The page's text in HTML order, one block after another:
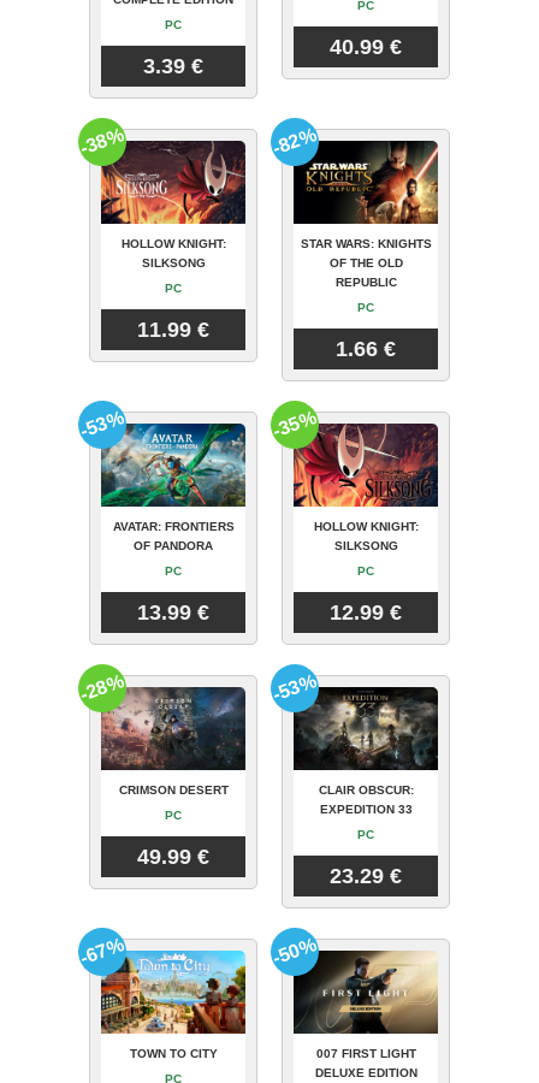
PC
3.39 €
PC
40.99 €
HOLLOW KNIGHT:
SILKSONG
PC
11.99 €
-38%
STAR WARS: KNIGHTS
OF THE OLD
REPUBLIC
PC
1.66 €
-82%
AVATAR: FRONTIERS
OF PANDORA
PC
13.99 €
-53%
HOLLOW KNIGHT:
SILKSONG
PC
12.99 €
-35%
CRIMSON DESERT
PC
49.99 €
-28%
CLAIR OBSCUR:
EXPEDITION 33
PC
23.29 €
-53%
TOWN TO CITY
PC
-67%
007 FIRST LIGHT
DELUXE EDITION
-50%